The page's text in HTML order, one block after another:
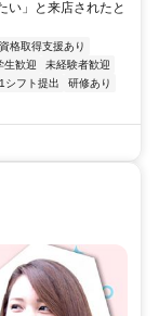
い」と来店されたと
資格取得支援あり
生歓迎
未経験者歓迎
シフト提出
研修あり